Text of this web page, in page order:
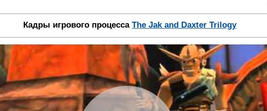
Кадры игрового процесса The Jak and Daxter Trilogy